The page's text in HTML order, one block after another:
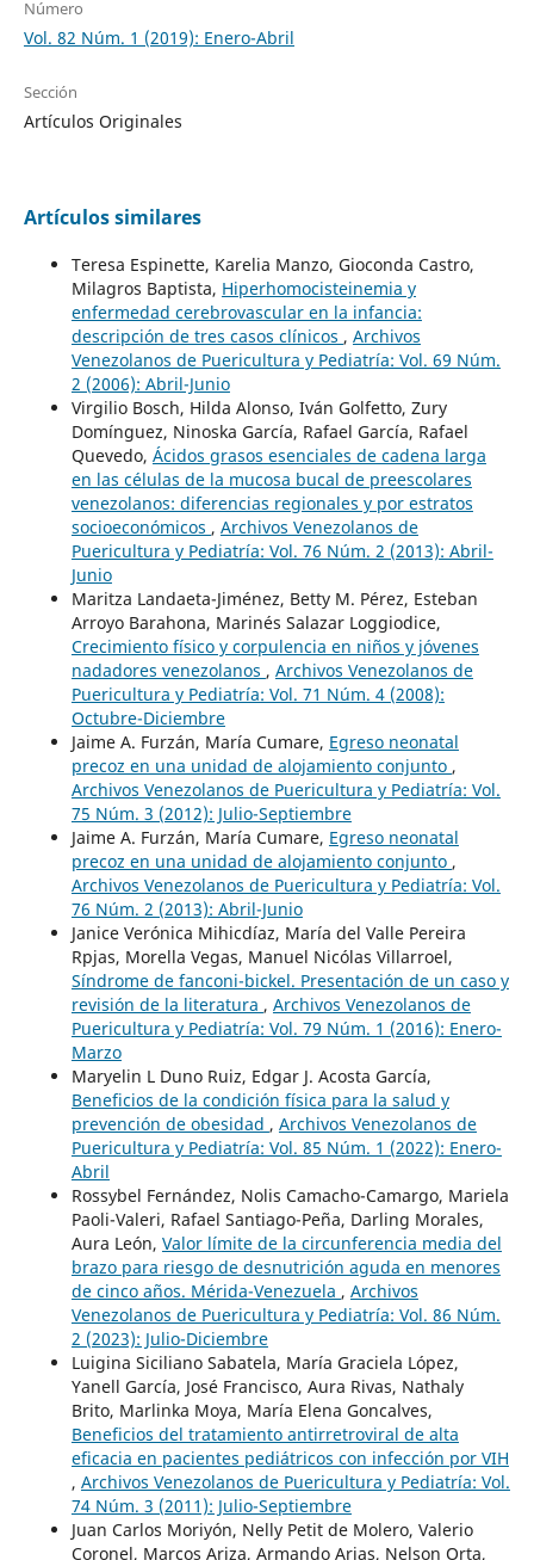
Número
Vol. 82 Núm. 1 (2019): Enero-Abril
Sección
Artículos Originales
Artículos similares
Teresa Espinette, Karelia Manzo, Gioconda Castro,
Milagros Baptista, Hiperhomocisteinemia y
enfermedad cerebrovascular en la infancia:
descripción de tres casos clínicos , Archivos
Venezolanos de Puericultura y Pediatría: Vol. 69 Núm.
2 (2006): Abril-Junio
Virgilio Bosch, Hilda Alonso, Iván Golfetto, Zury
Domínguez, Ninoska García, Rafael García, Rafael
Quevedo, Ácidos grasos esenciales de cadena larga
en las células de la mucosa bucal de preescolares
venezolanos: diferencias regionales y por estratos
socioeconómicos , Archivos Venezolanos de
Puericultura y Pediatría: Vol. 76 Núm. 2 (2013): Abril-
Junio
Maritza Landaeta-Jiménez, Betty M. Pérez, Esteban
Arroyo Barahona, Marinés Salazar Loggiodice,
Crecimiento físico y corpulencia en niños y jóvenes
nadadores venezolanos , Archivos Venezolanos de
Puericultura y Pediatría: Vol. 71 Núm. 4 (2008):
Octubre-Diciembre
Jaime A. Furzán, María Cumare, Egreso neonatal
precoz en una unidad de alojamiento conjunto ,
Archivos Venezolanos de Puericultura y Pediatría: Vol.
75 Núm. 3 (2012): Julio-Septiembre
Jaime A. Furzán, María Cumare, Egreso neonatal
precoz en una unidad de alojamiento conjunto ,
Archivos Venezolanos de Puericultura y Pediatría: Vol.
76 Núm. 2 (2013): Abril-Junio
Janice Verónica Mihicdíaz, María del Valle Pereira
Rpjas, Morella Vegas, Manuel Nicólas Villarroel,
Síndrome de fanconi-bickel. Presentación de un caso y
revisión de la literatura , Archivos Venezolanos de
Puericultura y Pediatría: Vol. 79 Núm. 1 (2016): Enero-
Marzo
Maryelin L Duno Ruiz, Edgar J. Acosta García,
Beneficios de la condición física para la salud y
prevención de obesidad , Archivos Venezolanos de
Puericultura y Pediatría: Vol. 85 Núm. 1 (2022): Enero-
Abril
Rossybel Fernández, Nolis Camacho-Camargo, Mariela
Paoli-Valeri, Rafael Santiago-Peña, Darling Morales,
Aura León, Valor límite de la circunferencia media del
brazo para riesgo de desnutrición aguda en menores
de cinco años. Mérida-Venezuela , Archivos
Venezolanos de Puericultura y Pediatría: Vol. 86 Núm.
2 (2023): Julio-Diciembre
Luigina Siciliano Sabatela, María Graciela López,
Yanell García, José Francisco, Aura Rivas, Nathaly
Brito, Marlinka Moya, María Elena Goncalves,
Beneficios del tratamiento antirretroviral de alta
eficacia en pacientes pediátricos con infección por VIH
, Archivos Venezolanos de Puericultura y Pediatría: Vol.
74 Núm. 3 (2011): Julio-Septiembre
Juan Carlos Moriyón, Nelly Petit de Molero, Valerio
Coronel, Marcos Ariza, Armando Arias, Nelson Orta,